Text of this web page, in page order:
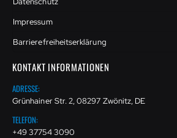
Impressum
Barrierefreiheitserklärung
KONTAKT INFORMATIONEN
ADRESSE:
Grünhainer Str. 2, 08297 Zwönitz, DE
TELEFON:
+49 37754 3090